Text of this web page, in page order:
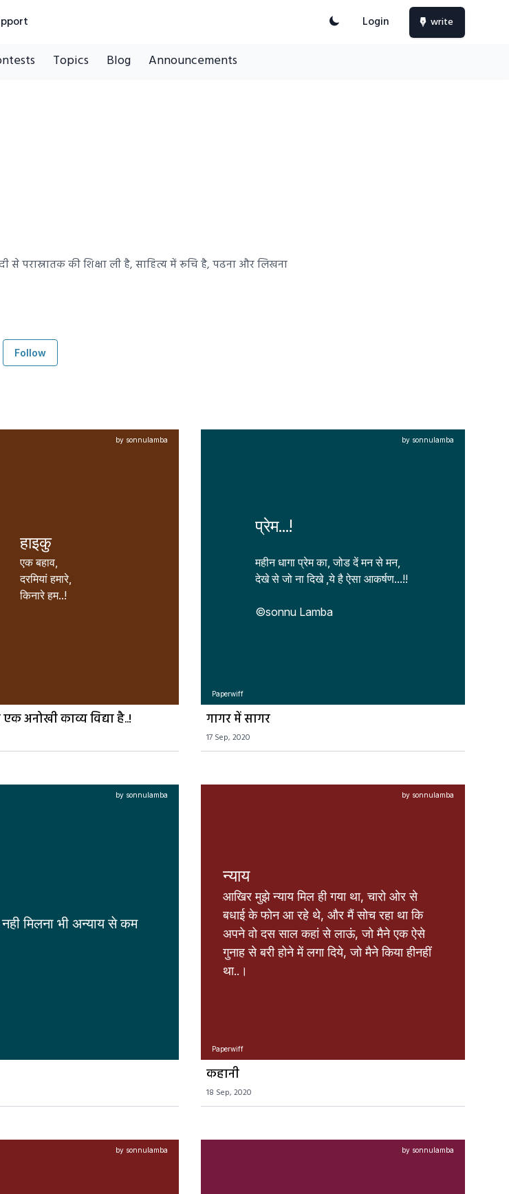
Login write
Topics Blog Announcements
से परास्नातक की शिक्षा ली है, साहित्य में रूचि है, पढना और लिखना
Follow
हाइकु
एक बहाव,
दरमियां हमारे,
किनारे हम..!
by sonnulamba
अनोखी काव्य विद्या है..!
प्रेम...!
महीन धागा प्रेम का, जोड दें मन से मन,
देखे से जो ना दिखे ,ये है ऐसा आकर्षण...!!
Paperwiff
by sonnulamba
गागर में सागर
17 Sep, 2020
मिलना भी अन्याय से कम
by sonnulamba
न्याय
आखिर मुझे न्याय मिल ही गया था, चारो ओर से
बधाई के फोन आ रहे थे, और मैं सोच रहा था कि
अपने वो दस साल कहां से लाऊं, जो मैने एक ऐसे
गुनाह से बरी होने में लगा दिये, जो मैने किया हीनहीं
था..।
Paperwiff
by sonnulamba
कहानी
18 Sep, 2020
by sonnulamba by sonnulamba